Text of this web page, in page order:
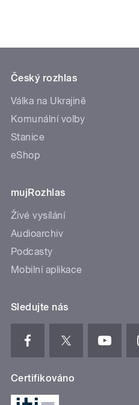
Český rozhlas
Válka na Ukrajině
Komunální volby
Stanice
eShop
mujRozhlas
Živé vysílání
Audioarchiv
Podcasty
Mobilní aplikace
Sledujte nás
Certifikováno